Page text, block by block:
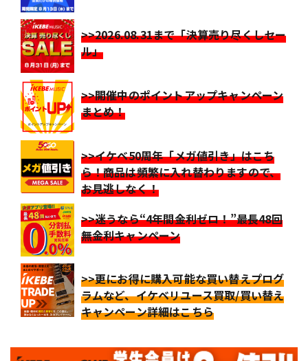
>>2026.08.31まで「決算売り尽くしセー
ル」
>>開催中のポイントアップキャンペーン
まとめ！
>>イケベ50周年「メガ値引き」はこち
ら！商品は頻繁に入れ替わりますので、
お見逃しなく！
>>迷うなら“4年間金利ゼロ！”最長48回
無金利キャンペーン
>>更にお得に購入可能な買い替えプログ
ラムなど、イケベリユース買取/買い替え
キャンペーン詳細はこちら